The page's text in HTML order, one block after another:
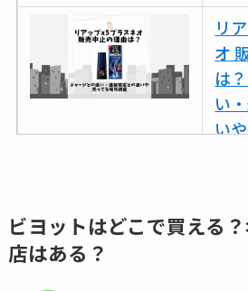
リ
オ
は
い
い
め
ビヨットはどこで買える
店はある？